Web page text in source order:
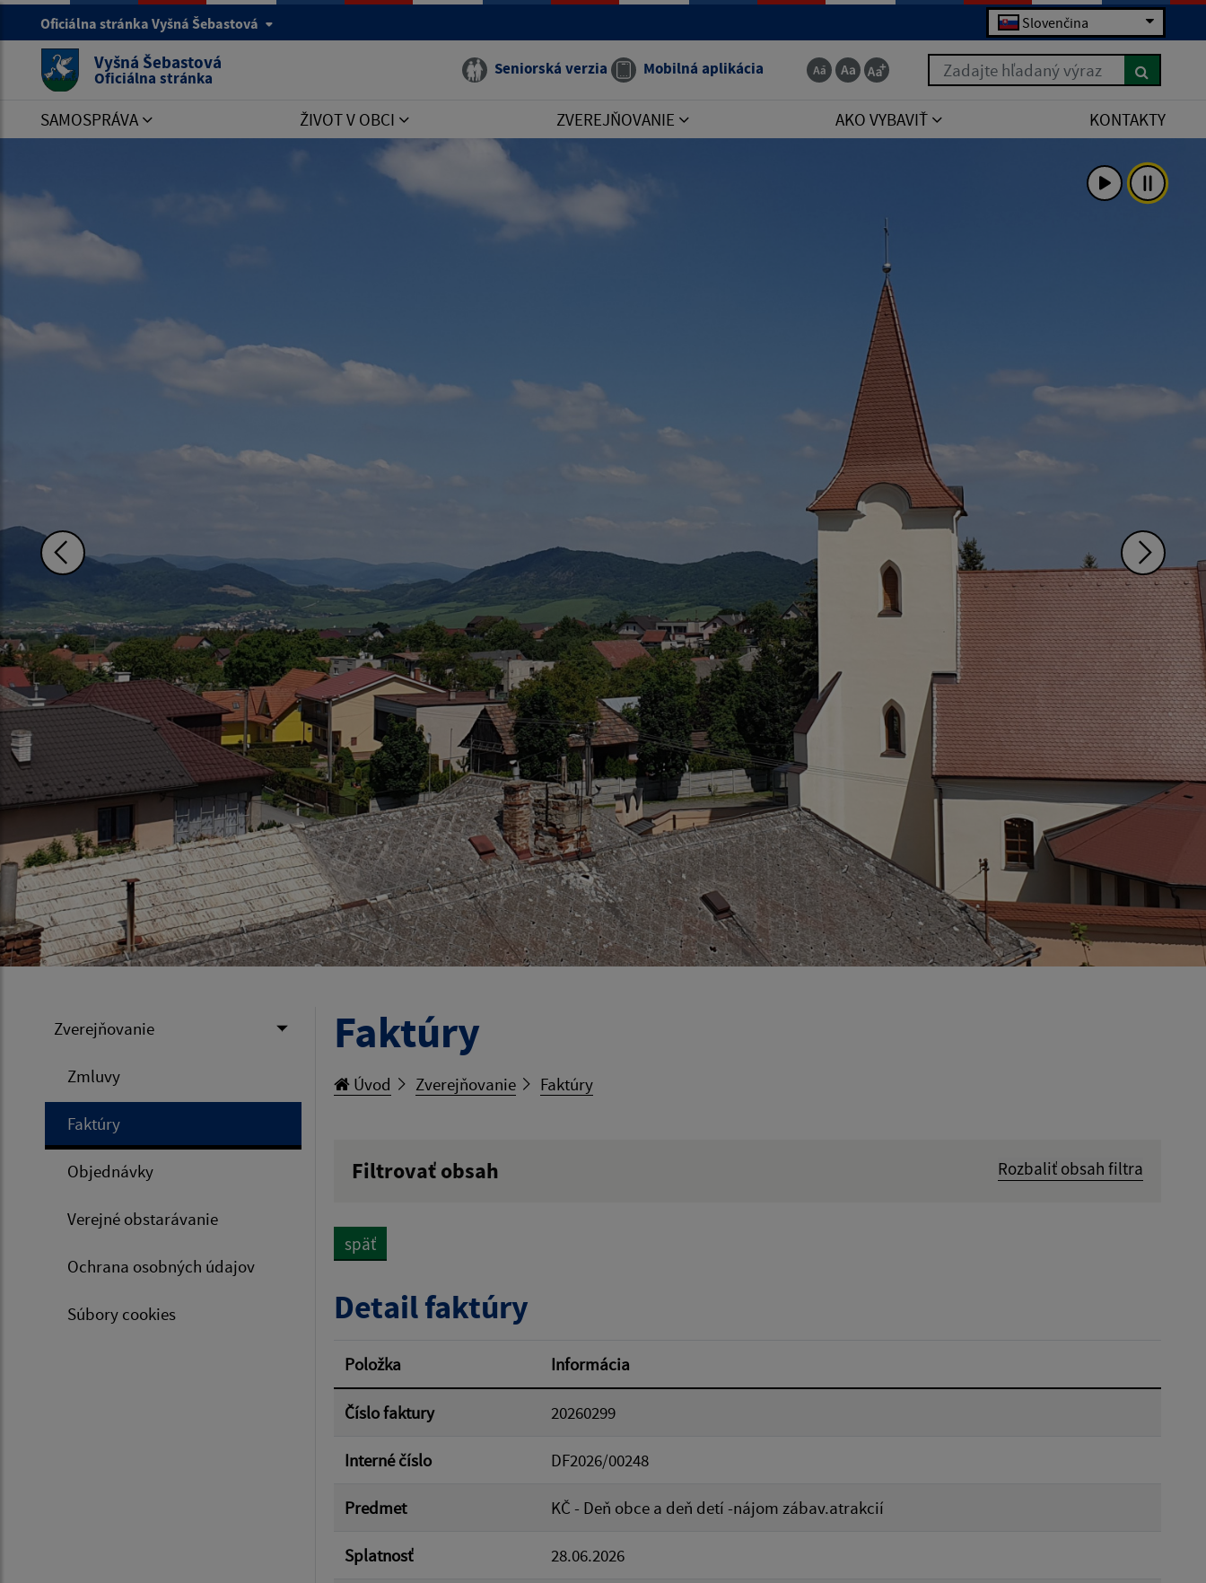
Oficiálna stránka Vyšná Šebastová Slovenčina
Vyšná Šebastová
Oficiálna stránka Seniorská verzia Mobilná aplikácia Zadajte hľadaný výraz
SAMOSPRÁVA ŽIVOT V OBCI ZVEREJŇOVANIE AKO VYBAVIŤ KONTAKTY
Zverejňovanie
Zmluvy
Faktúry
Objednávky
Verejné obstarávanie
Ochrana osobných údajov
Súbory cookies
Faktúry
Úvod Zverejňovanie Faktúry
Filtrovať obsah
Rozbaliť obsah filtra
Suma od:
Filtrovať
späť
Detail faktúry
Položka Informácia
Číslo faktury 20260299
Interné číslo DF2026/00248
Predmet KČ - Deň obce a deň detí -nájom zábav.atrakcií
Splatnosť 28.06.2026